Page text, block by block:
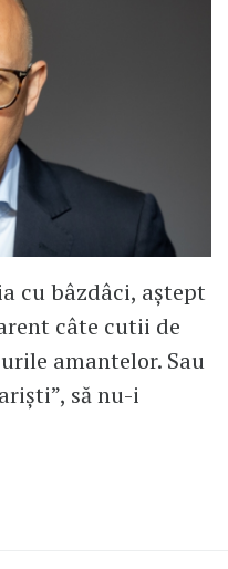
cu bâzdâci, aștept
câte cutii de
amantelor. Sau
să nu-i